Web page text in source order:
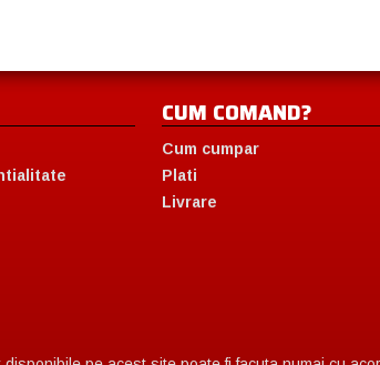
CUM COMAND?
Cum cumpar
Plati
Livrare